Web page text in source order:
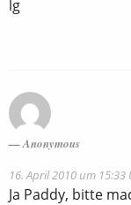
lg
Anonymous
16. April 2010 um 15:33
Ja Paddy, bitte